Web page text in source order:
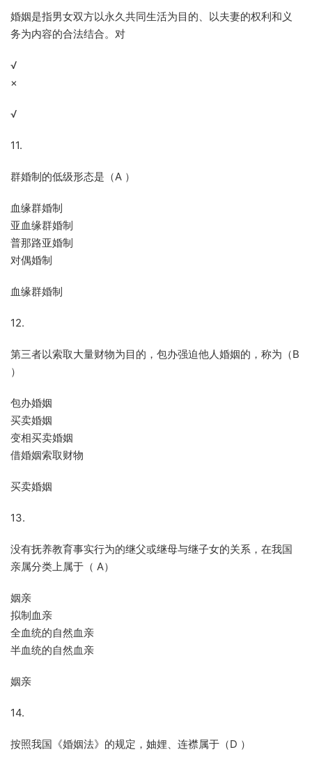
婚姻是指男女双方以永久共同生活为目的、以夫妻的权利和义
务为内容的合法结合。对
√
×
√
11.
群婚制的低级形态是（A ）
血缘群婚制
亚血缘群婚制
普那路亚婚制
对偶婚制
血缘群婚制
12.
第三者以索取大量财物为目的，包办强迫他人婚姻的，称为（B
）
包办婚姻
买卖婚姻
变相买卖婚姻
借婚姻索取财物
买卖婚姻
13.
没有抚养教育事实行为的继父或继母与继子女的关系，在我国
亲属分类上属于（ A）
姻亲
拟制血亲
全血统的自然血亲
半血统的自然血亲
姻亲
14.
按照我国《婚姻法》的规定，妯娌、连襟属于（D ）